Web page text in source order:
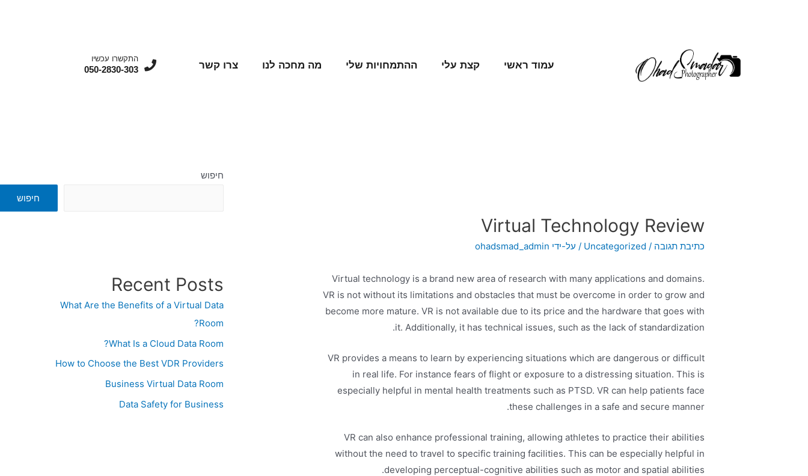
עמוד ראשי קצת עלי ההתמחויות שלי מה מחכה לנו צרו קשר
התקשרו עכשיו
050-2830-303
Virtual Technology Review
כתיבת תגובה /
Uncategorized / על-ידי ohadsmad_admin
Virtual technology is a brand new area of research with many applications and domains.
VR is not without its limitations and obstacles that must be overcome in order to grow and
become more mature. VR is not available due to its price and the hardware that goes with
it. Additionally, it has technical issues, such as the lack of standardization.
VR provides a means to learn by experiencing situations which are dangerous or difficult
in real life. For instance fears of flight or exposure to a distressing situation. This is
especially helpful in mental health treatments such as PTSD. VR can help patients face
these challenges in a safe and secure manner.
VR can also enhance professional training, allowing athletes to practice their abilities
without the need to travel to specific training facilities. This can be especially helpful in
developing perceptual-cognitive abilities such as motor and spatial abilities.
חיפוש
חיפוש
Recent Posts
What Are the Benefits of a Virtual Data
Room?
What Is a Cloud Data Room?
How to Choose the Best VDR Providers
Business Virtual Data Room
Data Safety for Business